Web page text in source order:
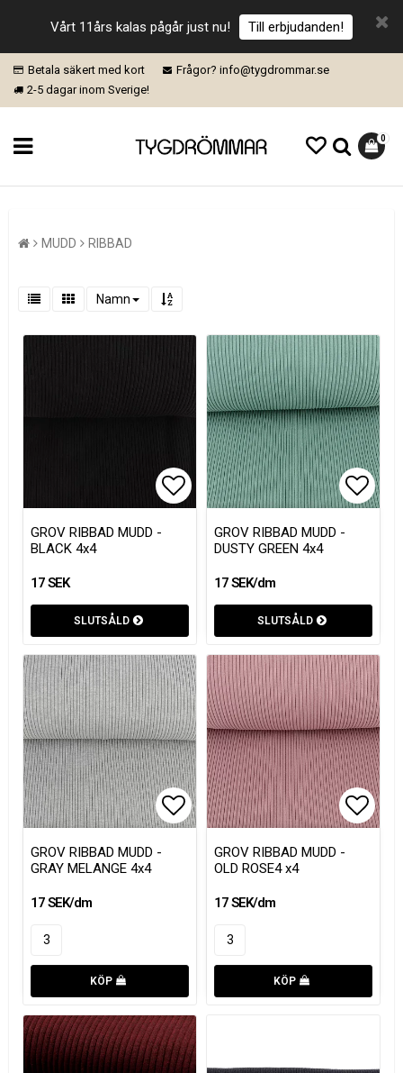
Vårt 11års kalas pågår just nu! Till erbjudanden!
Betala säkert med kort
Frågor? info@tygdrommar.se
2-5 dagar inom Sverige!
0
MUDD RIBBAD
Namn
Lägg till i favoritlistan
GROV RIBBAD MUDD -
BLACK 4x4
17 SEK
SLUTSÅLD
GROV RIBBAD MUDD -
DUSTY GREEN 4x4
17 SEK/dm
SLUTSÅLD
Lägg till i favoritlistan
GROV RIBBAD MUDD -
GRAY MELANGE 4x4
17 SEK/dm
KÖP
GROV RIBBAD MUDD -
OLD ROSE4 x4
17 SEK/dm
KÖP